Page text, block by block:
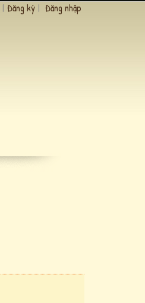
| Đăng ký | Đăng nhập